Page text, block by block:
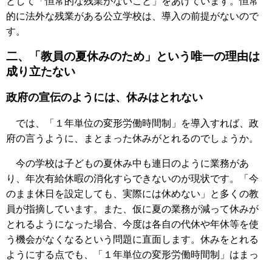
的に法外な残業がある公立学校は、導入の前提がないので
す。
二、「教員の夏休みのため」という唯一の理由は
成り立たない
政府の宣伝のようには、休みはとれない
では、「１年単位の変形労働時間制」を導入すれば、政
府の言うように、まとまった休みがとれるのでしょうか。
今の学校は子どもの夏休み中も連日のように業務があ
り、年次有給休暇の消化すらできないのが現状です。「今
のまま休日を設定しても、実際には休めない」と多くの教
員が指摘しています。また、仮に夏の業務が減って休みが
とれるようになった場合、今度は各自の代休や年休等を使
う機会がなくなるという問題に直面します。休みをとれる
ようにする点でも、「１年単位の変形労働時間制」はまっ